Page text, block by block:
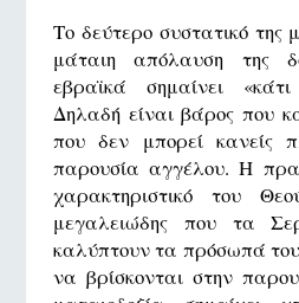
Το δεύτερο συστατικό της
μάταιη απόλαυση της
εβραϊκά σημαίνει
Δηλαδή είναι βάρος που
που δεν μπορεί κανείς
παρουσία αγγέλου. Η
χαρακτηριστικό του
μεγαλειώδης που τα
καλύπτουν τα πρόσωπά
να βρίσκονται στην